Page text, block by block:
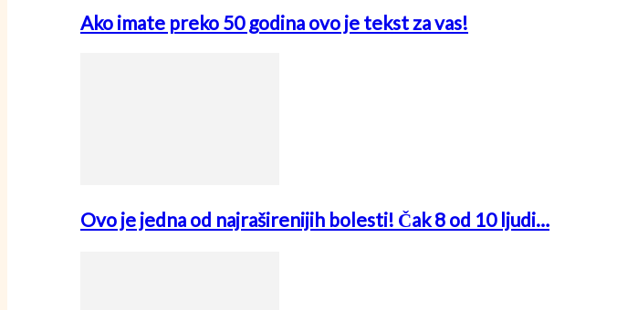
Ako imate preko 50 godina ovo je tekst za vas!
Ovo je jedna od najraširenijih bolesti! Čak 8 od 10 ljudi…